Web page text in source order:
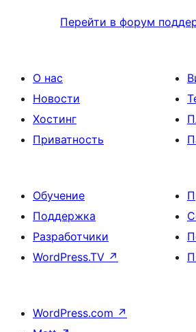
Перейти в форум
О нас
Новости
Хостинг
Приватность
Обучение
Поддержка
Разработчики
WordPress.TV ↗
WordPress.com ↗